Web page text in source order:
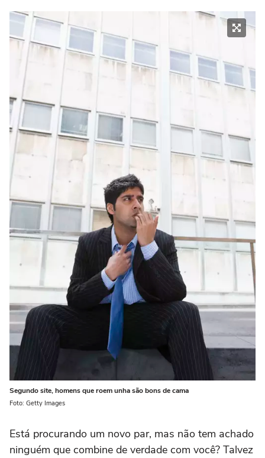
Segundo site, homens que roem unha são bons de cama
Foto: Getty Images
Está procurando um novo par, mas não tem achado
ninguém que combine de verdade com você? Talvez